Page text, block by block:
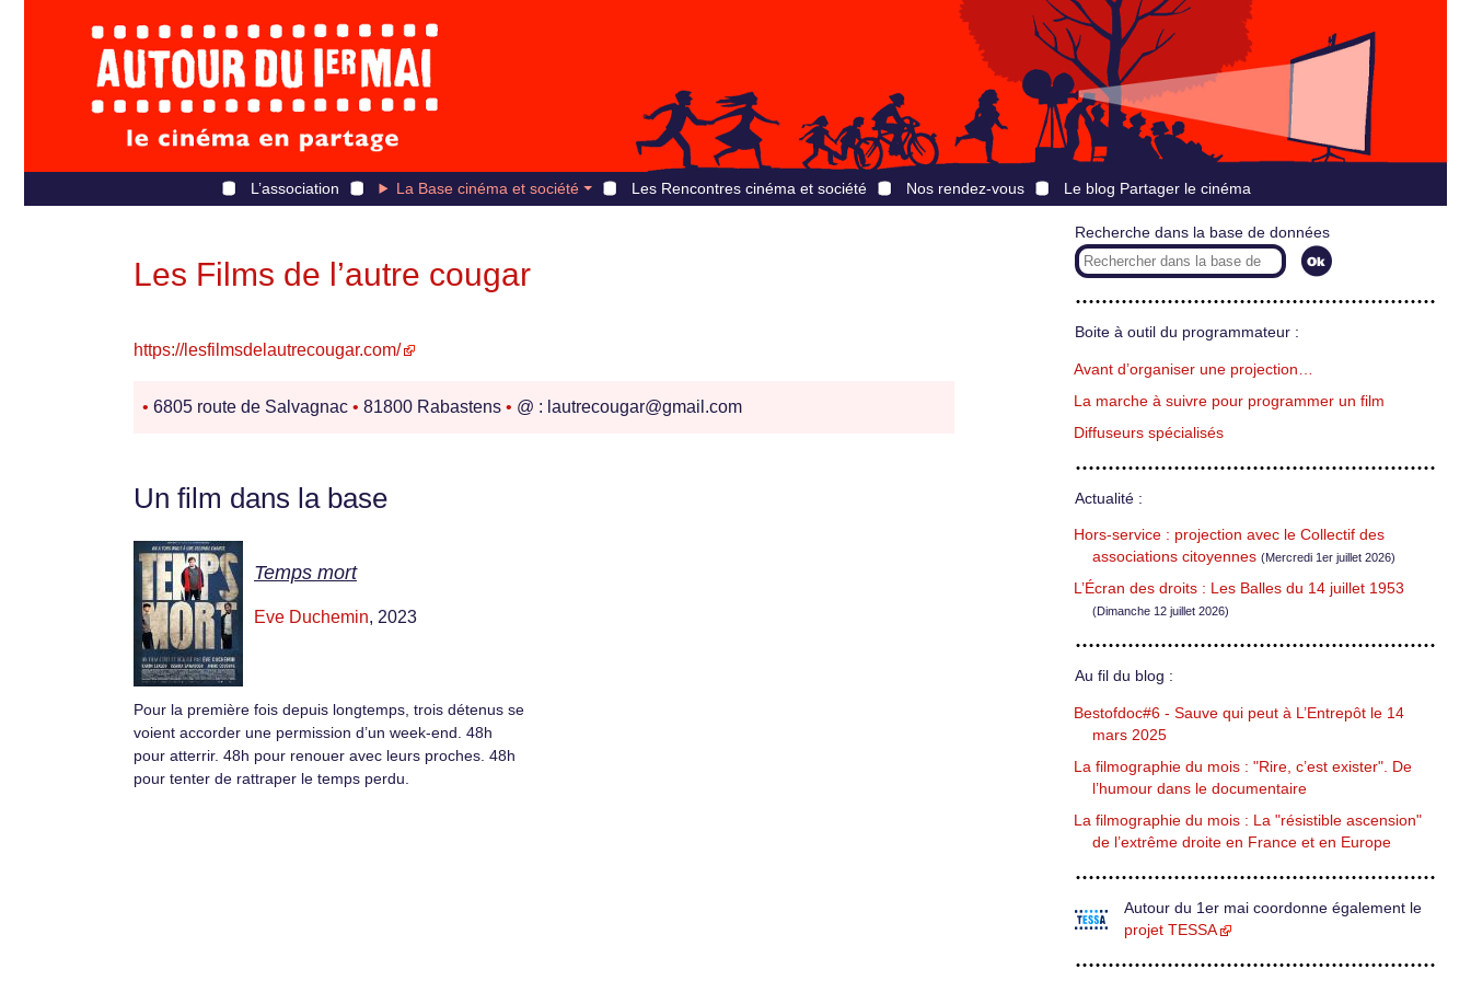
L’association La Base cinéma et société Les Rencontres cinéma et société Nos rendez-vous Le blog Partager le cinéma
Les Films de l’autre cougar
https://lesfilmsdelautrecougar.com/
• 6805 route de Salvagnac • 81800 Rabastens • @ : lautrecougar@gmail.com
Un film dans la base
Temps mort
Eve Duchemin, 2023
Pour la première fois depuis longtemps, trois détenus se
voient accorder une permission d’un week-end. 48h
pour atterrir. 48h pour renouer avec leurs proches. 48h
pour tenter de rattraper le temps perdu.
Recherche dans la base de données
Boite à outil du programmateur :
Avant d’organiser une projection…
La marche à suivre pour programmer un film
Diffuseurs spécialisés
Actualité :
Hors-service : projection avec le Collectif des
associations citoyennes (Mercredi 1er juillet 2026)
L’Écran des droits : Les Balles du 14 juillet 1953
(Dimanche 12 juillet 2026)
Au fil du blog :
Bestofdoc#6 - Sauve qui peut à L’Entrepôt le 14
mars 2025
La filmographie du mois : "Rire, c’est exister". De
l’humour dans le documentaire
La filmographie du mois : La "résistible ascension"
de l’extrême droite en France et en Europe
Autour du 1er mai coordonne également le
projet TESSA